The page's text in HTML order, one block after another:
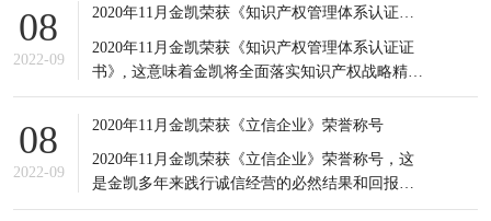
08
2022-09
2020年11月金凯荣获《知识产权管理体系认证证书》
2020年11月金凯荣获《知识产权管理体系认证证
书》, 这意味着金凯将全面落实知识产权战略精
神，积极应对知识产权竞争态势，有效提高知识
产权对企业经营发展的贡献水平。
08
2022-09
2020年11月金凯荣获《立信企业》荣誉称号
2020年11月金凯荣获《立信企业》荣誉称号，这
是金凯多年来践行诚信经营的必然结果和回报，
更是金凯所有员工的共同荣耀，可谓实至名归。